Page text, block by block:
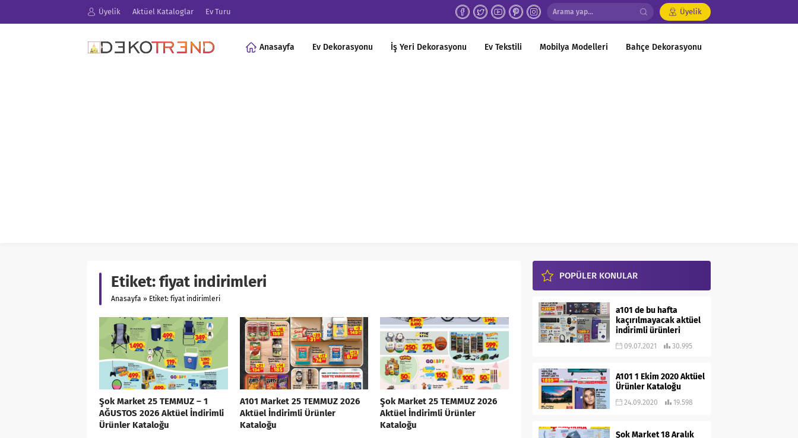
Üyelik Aktüel Kataloglar Ev Turu Üyelik
Anasayfa Ev Dekorasyonu İş Yeri Dekorasyonu Ev Tekstili Mobilya Modelleri Bahçe Dekorasyonu
Etiket:fiyat indirimleri
Anasayfa » Etiket: fiyat indirimleri
Şok Market 25 TEMMUZ – 1
AĞUSTOS 2026 Aktüel İndirimli
Ürünler Kataloğu
A101 Market 25 TEMMUZ 2026
Aktüel İndirimli Ürünler
Kataloğu
Şok Market 25 TEMMUZ 2026
Aktüel İndirimli Ürünler
Kataloğu
POPÜLER KONULAR
a101 de bu hafta
kaçırılmayacak aktüel
indirimli ürünleri
09.07.2021 30.995
A101 1 Ekim 2020 Aktüel
Ürünler Kataloğu
24.09.2020 19.598
Şok Market 18 Aralık